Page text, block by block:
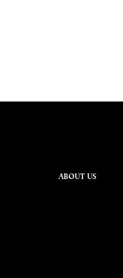
ABOUT US